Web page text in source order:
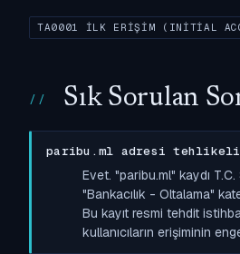
TA0001 İLK ERIŞIM (INITIAL
Sık Sorulan
paribu.ml adresi tehlikeli
Evet. "paribu.ml" kaydı
"Bankacılık - Oltalama"
Bu kayıt resmi tehdit
kullanıcıların erişiminin